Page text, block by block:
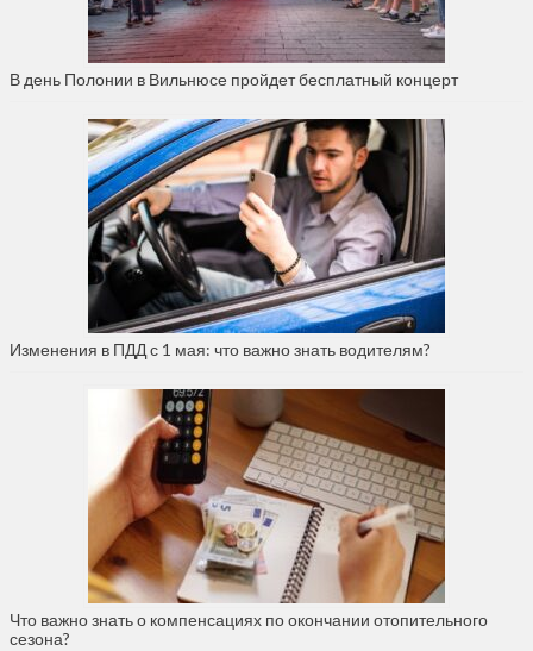
В день Полонии в Вильнюсе пройдет бесплатный концерт
Изменения в ПДД с 1 мая: что важно знать водителям?
Что важно знать о компенсациях по окончании отопительного
сезона?